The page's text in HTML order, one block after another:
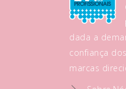
dada a
confiança
marcas